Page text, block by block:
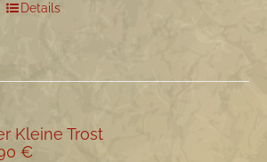
Details
Kleine Trost
€